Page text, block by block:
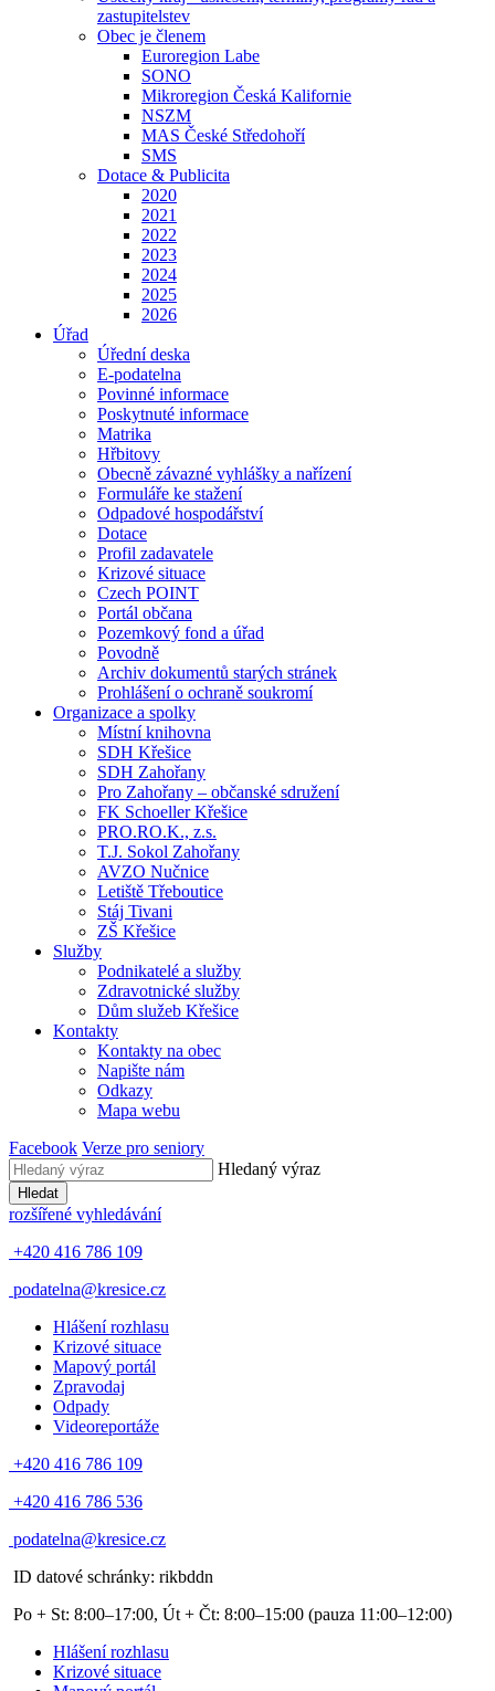
zastupitelstev
Obec je členem
Euroregion Labe
SONO
Mikroregion Česká Kalifornie
NSZM
MAS České Středohoří
SMS
Dotace & Publicita
2020
2021
2022
2023
2024
2025
2026
Úřad
Úřední deska
E-podatelna
Povinné informace
Poskytnuté informace
Matrika
Hřbitovy
Obecně závazné vyhlášky a nařízení
Formuláře ke stažení
Odpadové hospodářství
Dotace
Profil zadavatele
Krizové situace
Czech POINT
Portál občana
Pozemkový fond a úřad
Povodně
Archiv dokumentů starých stránek
Prohlášení o ochraně soukromí
Organizace a spolky
Místní knihovna
SDH Křešice
SDH Zahořany
Pro Zahořany – občanské sdružení
FK Schoeller Křešice
PRO.RO.K., z.s.
T.J. Sokol Zahořany
AVZO Nučnice
Letiště Třeboutice
Stáj Tivani
ZŠ Křešice
Služby
Podnikatelé a služby
Zdravotnické služby
Dům služeb Křešice
Kontakty
Kontakty na obec
Napište nám
Odkazy
Mapa webu
Facebook Verze pro seniory
Hledaný výraz
Hledat
rozšířené vyhledávání
+420 416 786 109
podatelna@kresice.cz
Hlášení rozhlasu
Krizové situace
Mapový portál
Zpravodaj
Odpady
Videoreportáže
+420 416 786 109
+420 416 786 536
podatelna@kresice.cz
ID datové schránky: rikbddn
Po + St: 8:00–17:00, Út + Čt: 8:00–15:00 (pauza 11:00–12:00)
Hlášení rozhlasu
Krizové situace